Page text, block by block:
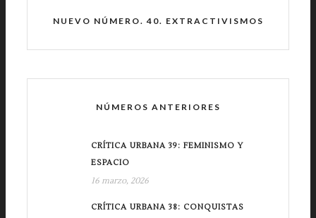
NUEVO NÚMERO. 40. EXTRACTIVISMOS
NÚMEROS ANTERIORES
CRÍTICA URBANA 39: FEMINISMO Y
ESPACIO
16 marzo, 2026
CRÍTICA URBANA 38: CONQUISTAS